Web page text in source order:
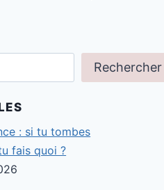
Rechercher
: si tu tombes
fais quoi ?